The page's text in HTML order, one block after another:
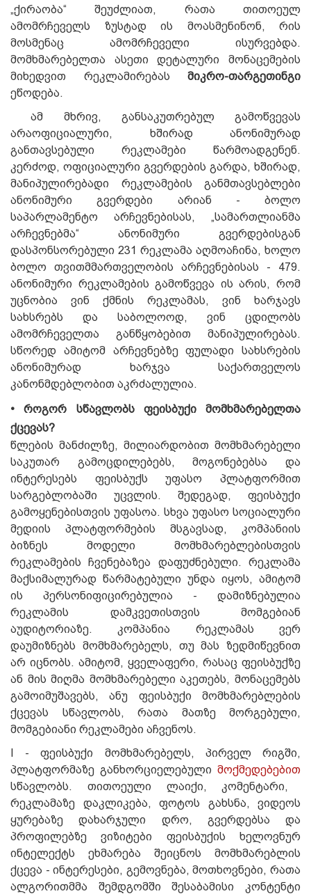
„ქირაობა“ შეუძლიათ, რათა თითოეულ
ამომრჩეველს ზუსტად ის მოასმენინონ, რის
მოსმენაც ამომრჩეველი ისურვებდა.
მომხმარებელთა ასეთი დეტალური მონაცემების
მიხედვით რეკლამირებას მიკრო-თარგეთინგი
ეწოდება.
ამ მხრივ, განსაკუთრებულ გამოწვევას
არაოფიციალური, ხშირად ანონიმურად
განთავსებული რეკლამები წარმოადგენენ.
კერძოდ, ოფიციალური გვერდების გარდა, ხშირად,
მანიპულირებადი რეკლამების განმთავსებლები
ანონიმური გვერდები არიან - ბოლო
საპარლამენტო არჩევნებისას, „სამართლიანმა
არჩევნებმა“ ანონიმური გვერდებისგან
დასპონსორებული 231 რეკლამა აღმოაჩინა, ხოლო
ბოლო თვითმმართველობის არჩევნებისას - 479.
ანონიმური რეკლამების გამოწვევა ის არის, რომ
უცნობია ვინ ქმნის რეკლამას, ვინ ხარჯავს
სახსრებს და საბოლოოდ, ვინ ცდილობს
ამომრჩეველთა განწყობებით მანიპულირებას.
სწორედ ამიტომ არჩევნებზე ფულადი სახსრების
ანონიმურად ხარჯვა საქართველოს
კანონმდებლობით აკრძალულია.
• როგორ სწავლობს ფეისბუქი მომხმარებელთა
ქცევას?
წლების მანძილზე, მილიარდობით მომხმარებელი
საკუთარ გამოცდილებებს, მოგონებებსა და
ინტერესებს ფეისბუქს უფასო პლატფორმით
სარგებლობაში უცვლის. შედეგად, ფეისბუქი
გამოყენებისთვის უფასოა. სხვა უფასო სოციალური
მედიის პლატფორმების მსგავსად, კომპანიის
ბიზნეს მოდელი მომხმარებლებისთვის
რეკლამების ჩვენებაზეა დაფუძნებული. რეკლამა
მაქსიმალურად წარმატებული უნდა იყოს, ამიტომ
ის პერსონიფიცირებულია - დამიზნებულია
რეკლამის დამკვეთისთვის მომგებიან
აუდიტორიაზე. კომპანია რეკლამას ვერ
დაუმიზნებს მომხმარებელს, თუ მას ზედმიწევნით
არ იცნობს. ამიტომ, ყველაფერი, რასაც ფეისბუქზე
ან მის მიღმა მომხმარებელი აკეთებს, მონაცემებს
გამოიმუშავებს, ანუ ფეისბუქი მომხმარებლების
ქცევას სწავლობს, რათა მათზე მორგებული,
მომგებიანი რეკლამები აჩვენოს.
I - ფეისბუქი მომხმარებელს, პირველ რიგში,
პლატფორმაზე განხორციელებული მოქმედებებით
სწავლობს. თითოეული ლაიქი, კომენტარი,
რეკლამაზე დაკლიკება, ფოტოს გახსნა, ვიდეოს
ყურებაზე დახარჯული დრო, გვერდებსა და
პროფილებზე ვიზიტები ფეისბუქის ხელოვნურ
ინტელექტს ეხმარება შეიცნოს მომხმარებლის
ქცევა - ინტერესები, გემოვნება, მოთხოვნები, რათა
ალგორითმმა შემდგომში შესაბამისი კონტენტი